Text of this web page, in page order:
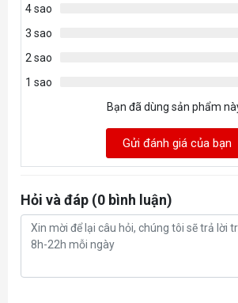
0,28 A
3,36 W
1,65 W (BƠM) / 5,1 W (3 QUẠT)
6933412730156
R-LT360VISION-BKAMMC-G-1
4 sao
3 sao
2 sao
1 sao
Bạn đã dùng sản phẩm
Gửi đánh giá của bạn
Hỏi và đáp (0 bình luận)